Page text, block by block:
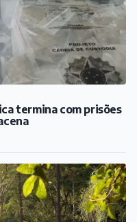
termina com prisões